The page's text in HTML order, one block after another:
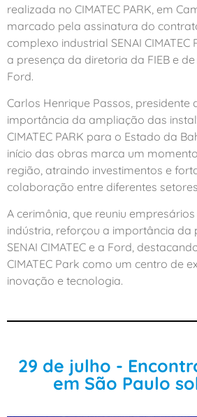
realizada no CIMATEC PARK, em
marcado pela assinatura do
complexo industrial SENAI
a presença da diretoria da FIEB e
Ford.
Carlos Henrique Passos, presidente
importância da ampliação das
CIMATEC PARK para o Estado da
início das obras marca um
região, atraindo investimentos e
colaboração entre diferentes
A cerimônia, que reuniu
indústria, reforçou a importância da
SENAI CIMATEC e a Ford,
CIMATEC Park como um centro de
inovação e tecnologia.
29 de julho -
em São Paulo